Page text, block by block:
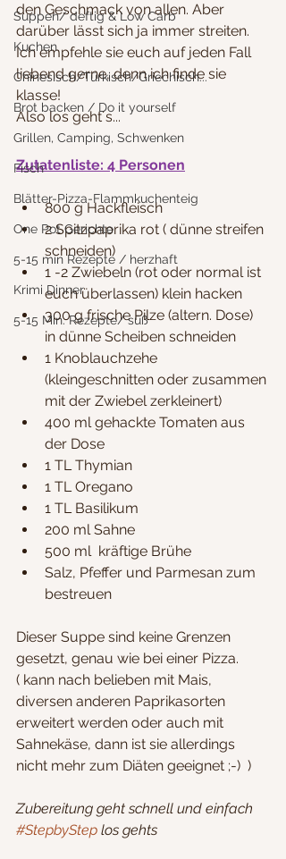
Suppen/ deftig & Low Carb
Kuchen
Chinesisch/Türkisch/Griechisch...
Brot backen / Do it yourself
Grillen, Camping, Schwenken
Fisch
Blätter-Pizza-Flammkuchenteig
One Pot Gerichte
5-15 min Rezepte / herzhaft
Krimi Dinner
5-15 Min. Rezepte/ süß
den Geschmack von allen. Aber
darüber lässt sich ja immer streiten.
Ich empfehle sie euch auf jeden Fall
liebend gerne, denn ich finde sie
klasse!
Also los geht´s...
Zutatenliste: 4 Personen
800 g Hackfleisch
2 Spitzpaprika rot ( dünne streifen
schneiden)
1 -2 Zwiebeln (rot oder normal ist
euch überlassen) klein hacken
300 g frische Pilze (altern. Dose)
in dünne Scheiben schneiden
1 Knoblauchzehe
(kleingeschnitten oder zusammen
mit der Zwiebel zerkleinert)
400 ml gehackte Tomaten aus
der Dose
1 TL Thymian
1 TL Oregano
1 TL Basilikum
200 ml Sahne
500 ml  kräftige Brühe
Salz, Pfeffer und Parmesan zum
bestreuen
Dieser Suppe sind keine Grenzen
gesetzt, genau wie bei einer Pizza.
( kann nach belieben mit Mais,
diversen anderen Paprikasorten
erweitert werden oder auch mit
Sahnekäse, dann ist sie allerdings
nicht mehr zum Diäten geeignet ;-)  )
Zubereitung geht schnell und einfach
#StepbyStep los gehts